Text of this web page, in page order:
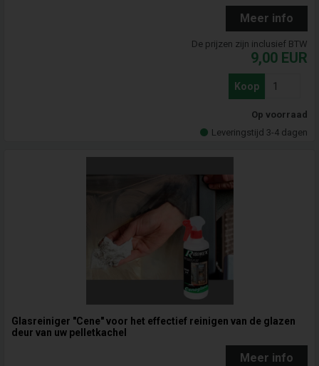
Meer info
De prijzen zijn inclusief BTW
9,00 EUR
Koop
Op voorraad
Leveringstijd 3-4 dagen
Glasreiniger "Cene" voor het effectief reinigen van de glazen
deur van uw pelletkachel
Meer info